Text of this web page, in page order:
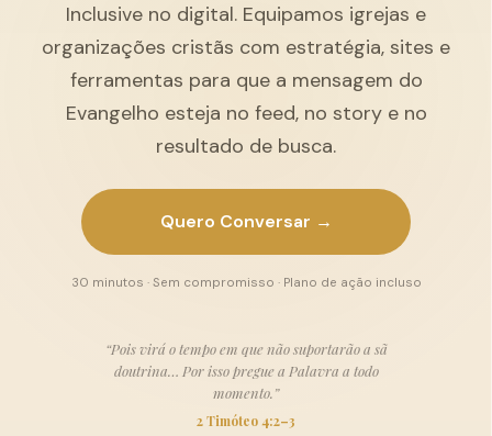
Inclusive no digital. Equipamos igrejas e
organizações cristãs com estratégia, sites e
ferramentas para que a mensagem do
Evangelho esteja no feed, no story e no
resultado de busca.
Quero Conversar →
30 minutos · Sem compromisso · Plano de ação incluso
“Pois virá o tempo em que não suportarão a sã
doutrina… Por isso pregue a Palavra a todo
momento.”
2 Timóteo 4:2–3